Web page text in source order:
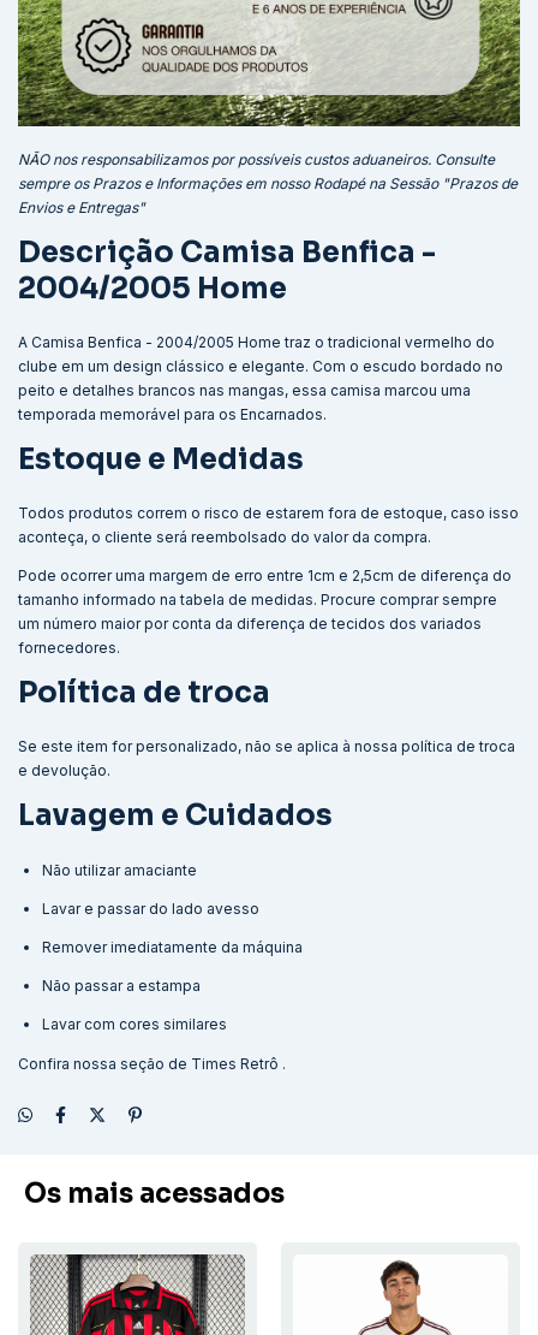
NÃO nos responsabilizamos por possíveis custos aduaneiros. Consulte
sempre os Prazos e Informações em nosso Rodapé na Sessão "Prazos de
Envios e Entregas"
Descrição Camisa Benfica -
2004/2005 Home
A Camisa Benfica - 2004/2005 Home traz o tradicional vermelho do
clube em um design clássico e elegante. Com o escudo bordado no
peito e detalhes brancos nas mangas, essa camisa marcou uma
temporada memorável para os Encarnados.
Estoque e Medidas
Todos produtos correm o risco de estarem fora de estoque, caso isso
aconteça, o cliente será reembolsado do valor da compra.
Pode ocorrer uma margem de erro entre 1cm e 2,5cm de diferença do
tamanho informado na tabela de medidas. Procure comprar sempre
um número maior por conta da diferença de tecidos dos variados
fornecedores.
Política de troca
Se este item for personalizado, não se aplica à nossa política de troca
e devolução.
Lavagem e Cuidados
Não utilizar amaciante
Lavar e passar do lado avesso
Remover imediatamente da máquina
Não passar a estampa
Lavar com cores similares
Confira nossa seção de Times Retrô .
Os mais acessados